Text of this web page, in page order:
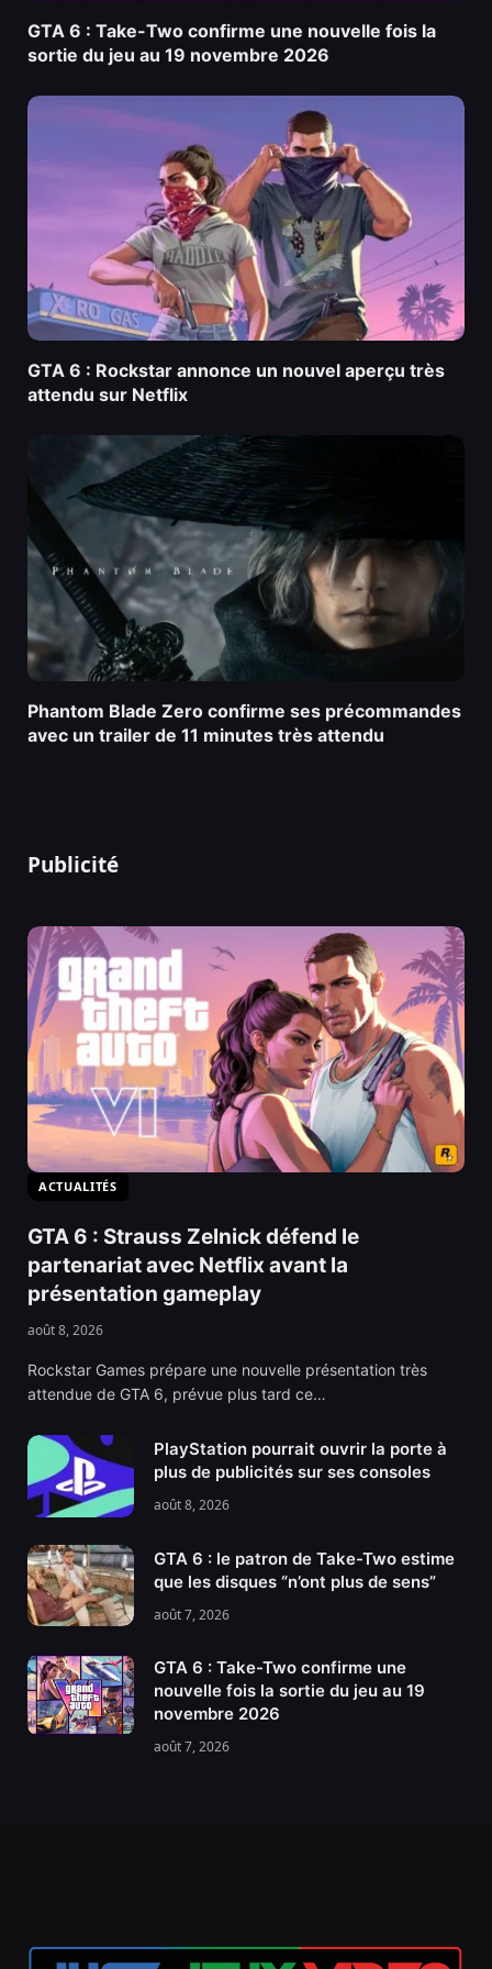
GTA 6 : Take-Two confirme une nouvelle fois la
sortie du jeu au 19 novembre 2026
GTA 6 : Rockstar annonce un nouvel aperçu très
attendu sur Netflix
Phantom Blade Zero confirme ses précommandes
avec un trailer de 11 minutes très attendu
Publicité
ACTUALITÉS
GTA 6 : Strauss Zelnick défend le
partenariat avec Netflix avant la
présentation gameplay
août 8, 2026
Rockstar Games prépare une nouvelle présentation très
attendue de GTA 6, prévue plus tard ce…
PlayStation pourrait ouvrir la porte à
plus de publicités sur ses consoles
août 8, 2026
GTA 6 : le patron de Take-Two estime
que les disques “n’ont plus de sens”
août 7, 2026
GTA 6 : Take-Two confirme une
nouvelle fois la sortie du jeu au 19
novembre 2026
août 7, 2026